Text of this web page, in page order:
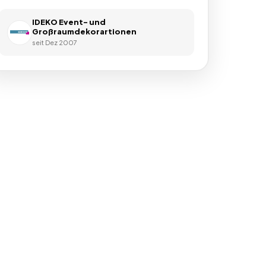
IDEKO Event- und
Großraumdekorartionen
seit Dez 2007